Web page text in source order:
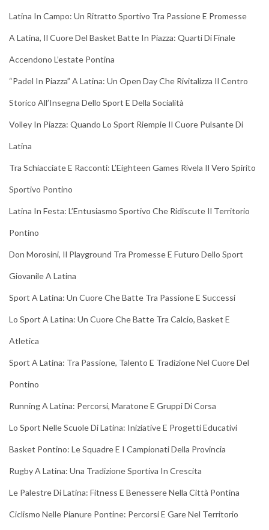
Latina In Campo: Un Ritratto Sportivo Tra Passione E Promesse
A Latina, Il Cuore Del Basket Batte In Piazza: Quarti Di Finale
Accendono L’estate Pontina
“Padel In Piazza” A Latina: Un Open Day Che Rivitalizza Il Centro
Storico All’Insegna Dello Sport E Della Socialità
Volley In Piazza: Quando Lo Sport Riempie Il Cuore Pulsante Di
Latina
Tra Schiacciate E Racconti: L’Eighteen Games Rivela Il Vero Spirito
Sportivo Pontino
Latina In Festa: L’Entusiasmo Sportivo Che Ridiscute Il Territorio
Pontino
Don Morosini, Il Playground Tra Promesse E Futuro Dello Sport
Giovanile A Latina
Sport A Latina: Un Cuore Che Batte Tra Passione E Successi
Lo Sport A Latina: Un Cuore Che Batte Tra Calcio, Basket E
Atletica
Sport A Latina: Tra Passione, Talento E Tradizione Nel Cuore Del
Pontino
Running A Latina: Percorsi, Maratone E Gruppi Di Corsa
Lo Sport Nelle Scuole Di Latina: Iniziative E Progetti Educativi
Basket Pontino: Le Squadre E I Campionati Della Provincia
Rugby A Latina: Una Tradizione Sportiva In Crescita
Le Palestre Di Latina: Fitness E Benessere Nella Città Pontina
Ciclismo Nelle Pianure Pontine: Percorsi E Gare Nel Territorio